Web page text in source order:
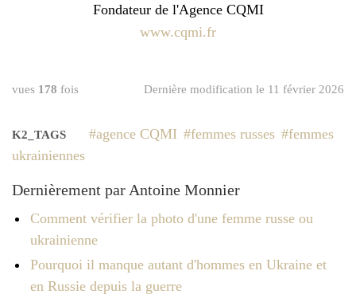
Fondateur de l'Agence CQMI
www.cqmi.fr
vues 178 fois Dernière modification le 11 février 2026
K2_TAGS agence CQMI femmes russes
femmes
ukrainiennes
Dernièrement par Antoine Monnier
Comment vérifier la photo d'une femme russe ou
ukrainienne
Pourquoi il manque autant d'hommes en Ukraine et
en Russie depuis la guerre